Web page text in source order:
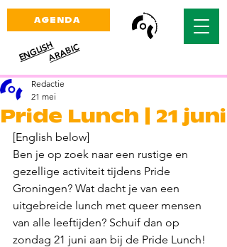
AGENDA
ENGLISHARABIC
Pride Lunch | 21 juni
Redactie
21 mei
[English below]
Ben je op zoek naar een rustige en
gezellige activiteit tijdens Pride
Groningen? Wat dacht je van een
uitgebreide lunch met queer mensen
van alle leeftijden? Schuif dan op
zondag 21 juni aan bij de Pride Lunch!